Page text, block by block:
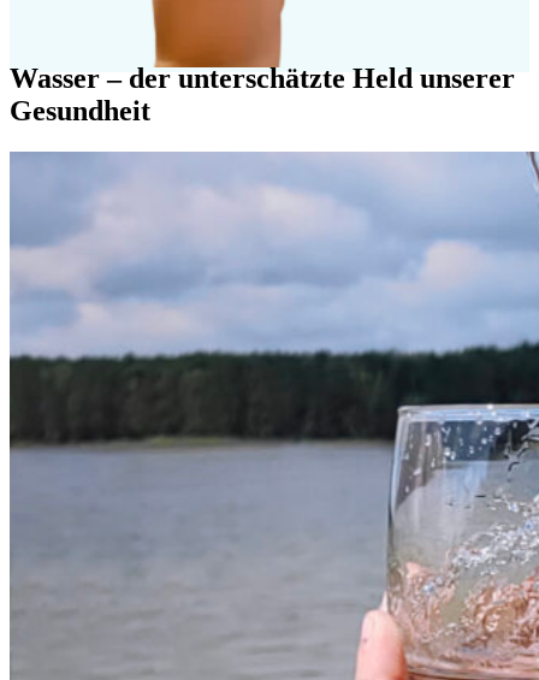
Wasser – der unterschätzte Held unserer
Gesundheit